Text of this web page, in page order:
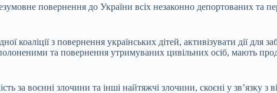
повернення до України всіх незаконно депортованих та
коаліції з повернення українських дітей, активізувати дії для
та повернення утримуваних цивільних осіб, мають
за воєнні злочини та інші найтяжчі злочини, скоєні у зв’язку з